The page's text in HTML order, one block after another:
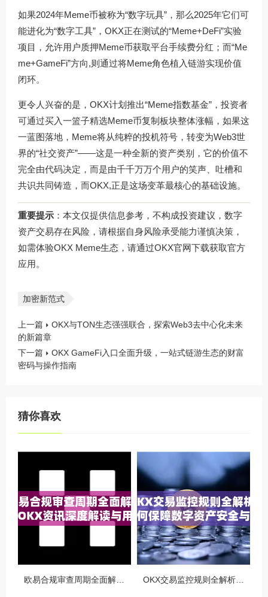
如果2024年Meme币被称为“数字玩具”，那么2025年它们可
能进化为“数字工具”，OKX正在测试的“Meme+DeFi”实验
项目，允许用户质押Meme币获取平台手续费分红；而“Me
me+GameFi”方向,则通过将Meme角色植入链游实现价值
闭环。
更令人兴奋的是，OKX计划推出“Meme指数基金”，投资者
可通过买入一篮子精选Meme币复制板块整体涨幅，如果这
一蓝图落地，Meme将从纯粹的投机符号，转变为Web3世
界的“社交资产”——这是一种全新的资产类别，它的价值不
完全由代码决定，而是由千千万万个用户的笑声、吐槽和
共识共同铸造，而OKX,正是这场变革最核心的基础设施。
重要提示 ：本文仅提供信息参考，不构成投资建议，数字
资产交易存在风险，请根据自身风险承受能力谨慎决策，
如需体验OKX Meme生态，请通过OKX官网下载获取官方
应用。
加密新范式
上一篇
OKX与TON生态强强联合，探索Web3去中心化未来
的新篇章
下一篇
OKX GameFi入口全面升级，一站式链游生态的财富
密码与操作指南
猜你喜欢